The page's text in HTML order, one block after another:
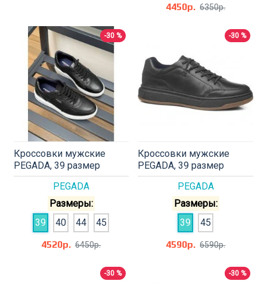
4450р. 6350р.
-30 %
PEGADA
Кроссовки мужские
PEGADA, 39 размер
Размеры:
39
40 44
45
4520р. 6450р.
-30 %
PEGADA
Кроссовки мужские
PEGADA, 39 размер
Размеры:
39
45
4590р. 6590р.
-30 % -30 %